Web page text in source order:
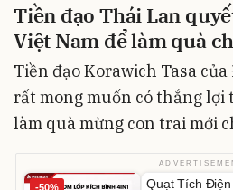
Tiền đạo Thái Lan
Việt Nam để làm quà
Tiền đạo Korawich Tasa
rất mong muốn có thắng lợi
làm quà mừng con trai mới
-50% -54%
Unmute
Quạt Tích Điện